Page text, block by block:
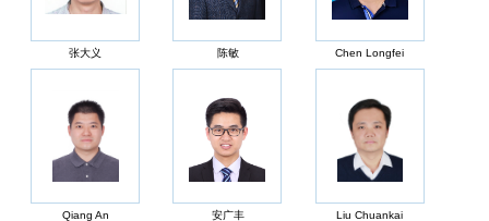
张大义 陈敏 Chen Longfei
Qiang An 安广丰 Liu Chuankai